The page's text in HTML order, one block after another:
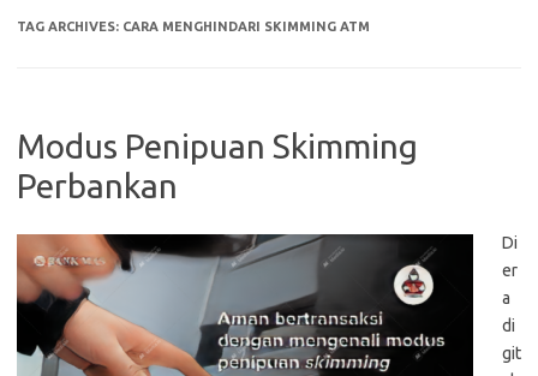
TAG ARCHIVES: CARA MENGHINDARI SKIMMING ATM
Modus Penipuan Skimming
Perbankan
Di
er
a
di
git